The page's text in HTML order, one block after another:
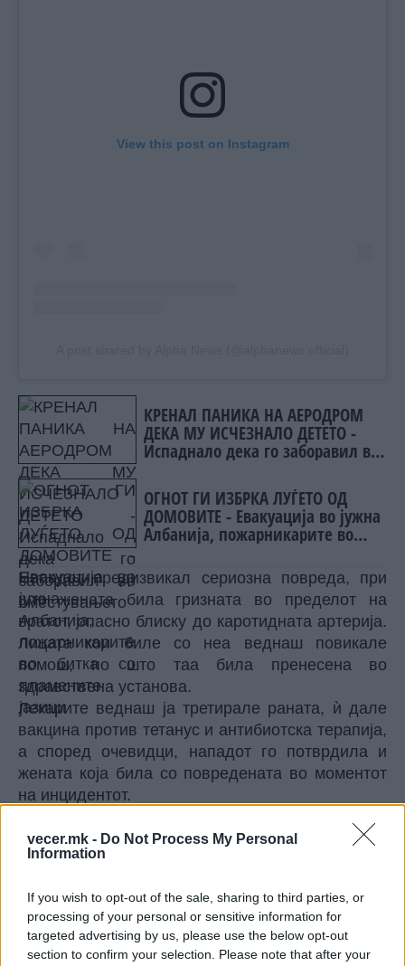
vecer.mk - Do Not Process My Personal
Information
If you wish to opt-out of the sale, sharing to third parties, or
processing of your personal or sensitive information for
targeted advertising by us, please use the below opt-out
section to confirm your selection. Please note that after your
View this post on Instagram
КРЕНАЛ ПАНИКА НА АЕРОДРОМ
ДЕКА МУ ИСЧЕЗНАЛО ДЕТЕТО -
Испаднало дека го заборавил во
ОГНОТ ГИ ИЗБРКА ЛУЃЕТО ОД
ДОМОВИТЕ - Евакуација во јужна
Албанија, пожарникарите во
Нападот предизвикал сериозна повреда, при
што жената била гризната во пределот на
вратот, опасно блиску до каротидната артерија.
Лицата кои биле со неа веднаш повикале
помош, по што таа била пренесена во
здравствена установа.
Лекарите веднаш ја третирале раната, ѝ дале
вакцина против тетанус и антибиотска терапија,
а според очевидци, нападот го потврдила и
жената која била со повредената во моментот
на инцидентот.
Океан, а во последните години сè почесто се
среќава во Средоземното Море. Позната е по
може да нанесе длабоки повреди. Освен тоа,
нејзиното месо содржи тетродотоксин – еден од
најопасните природни отрови, поради што не